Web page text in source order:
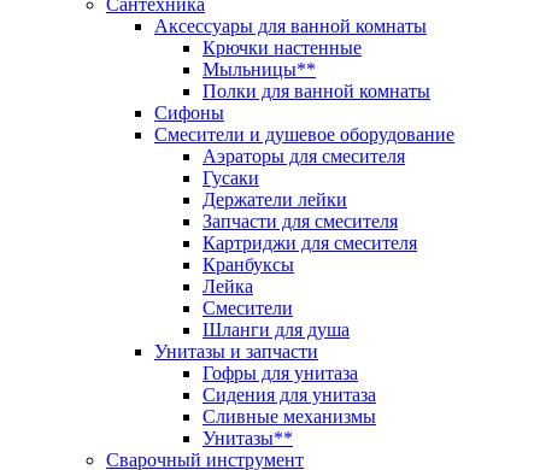
Сантехника
Аксессуары для ванной комнаты
Крючки настенные
Мыльницы**
Полки для ванной комнаты
Сифоны
Смесители и душевое оборудование
Аэраторы для смесителя
Гусаки
Держатели лейки
Запчасти для смесителя
Картриджи для смесителя
Кранбуксы
Лейка
Смесители
Шланги для душа
Унитазы и запчасти
Гофры для унитаза
Сидения для унитаза
Сливные механизмы
Унитазы**
Сварочный инструмент